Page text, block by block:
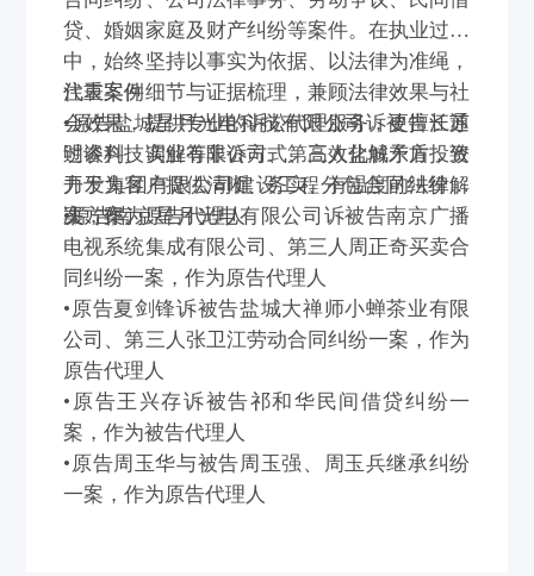
贷、婚姻家庭及财产纠纷等案件。在执业过程
中，始终坚持以事实为依据、以法律为准绳，
注重案件细节与证据梳理，兼顾法律效果与社
会效果，提供专业的诉讼代理服务，更擅长通
过谈判、调解等非诉方式、高效化解矛盾，致
力于为客户提供清晰、务实、有温度的法律解
决方案。
代表案例
•原告盐城星月光电科技有限公司诉被告江苏
明睿科技实业有限公司、第三人盐城东方投资
开发集团有限公司建设工程分包合同纠纷一
案，作为原告代理人
•原告南京星月光电有限公司诉被告南京广播
电视系统集成有限公司、第三人周正奇买卖合
同纠纷一案，作为原告代理人
•原告夏剑锋诉被告盐城大禅师小蝉茶业有限
公司、第三人张卫江劳动合同纠纷一案，作为
原告代理人
•原告王兴存诉被告祁和华民间借贷纠纷一
案，作为被告代理人
•原告周玉华与被告周玉强、周玉兵继承纠纷
一案，作为原告代理人